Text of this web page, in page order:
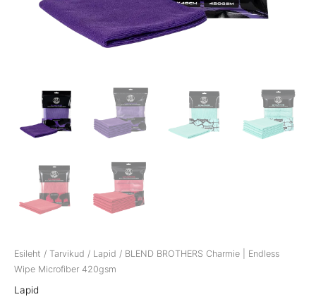
Esileht / Tarvikud / Lapid / BLEND BROTHERS Charmie | Endless
Wipe Microfiber 420gsm
Lapid